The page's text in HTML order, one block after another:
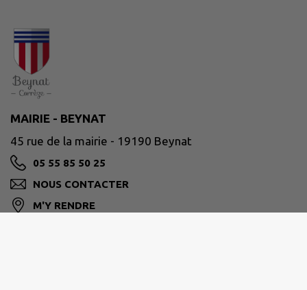
MAIRIE - BEYNAT
45 rue de la mairie - 19190 Beynat
05 55 85 50 25
NOUS CONTACTER
M'Y RENDRE